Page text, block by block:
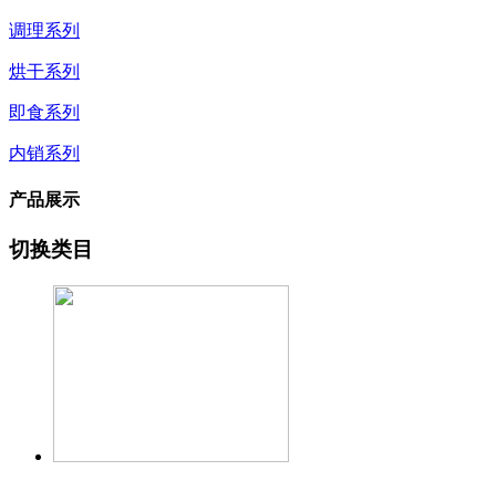
调理系列
烘干系列
即食系列
内销系列
产品展示
切换类目